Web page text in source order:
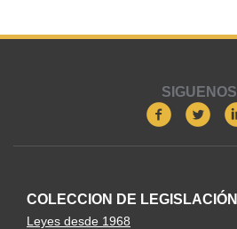
SIGUENOS
COLECCION DE LEGISLACIÓN
Leyes desde 1968